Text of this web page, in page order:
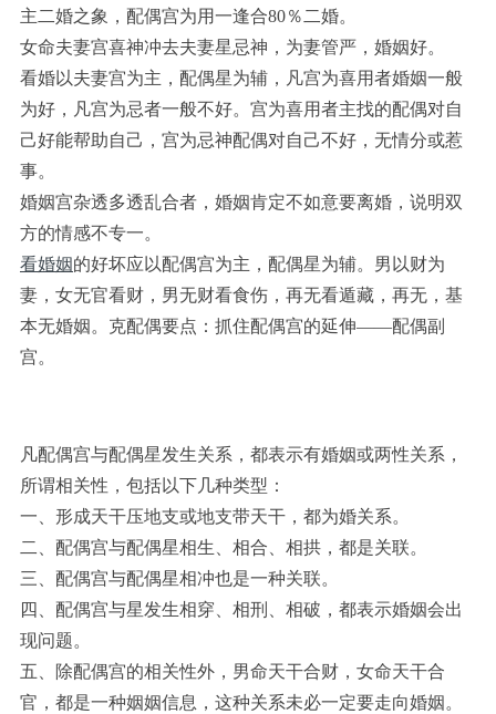
主二婚之象，配偶宫为用一逢合80％二婚。
女命夫妻宫喜神冲去夫妻星忌神，为妻管严，婚姻好。
看婚以夫妻宫为主，配偶星为辅，凡宫为喜用者婚姻一般
为好，凡宫为忌者一般不好。宫为喜用者主找的配偶对自
己好能帮助自己，宫为忌神配偶对自己不好，无情分或惹
事。
婚姻宫杂透多透乱合者，婚姻肯定不如意要离婚，说明双
方的情感不专一。
看婚姻的好坏应以配偶宫为主，配偶星为辅。男以财为
妻，女无官看财，男无财看食伤，再无看遁藏，再无，基
本无婚姻。克配偶要点：抓住配偶宫的延伸——配偶副
宫。
凡配偶宫与配偶星发生关系，都表示有婚姻或两性关系，
所谓相关性，包括以下几种类型：
一、形成天干压地支或地支带天干，都为婚关系。
二、配偶宫与配偶星相生、相合、相拱，都是关联。
三、配偶宫与配偶星相冲也是一种关联。
四、配偶宫与星发生相穿、相刑、相破，都表示婚姻会出
现问题。
五、除配偶宫的相关性外，男命天干合财，女命天干合
官，都是一种姻姻信息，这种关系未必一定要走向婚姻。